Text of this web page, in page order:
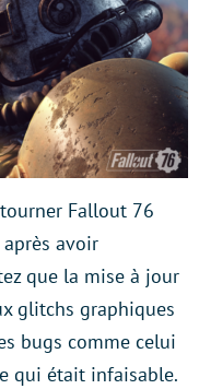
Fallout 76
avoir
que la mise à jour
glitchs graphiques
bugs comme celui
qui était infaisable.